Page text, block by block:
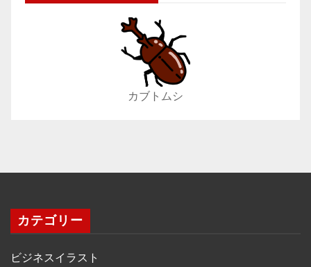
カブトムシ
カテゴリー
ビジネスイラスト